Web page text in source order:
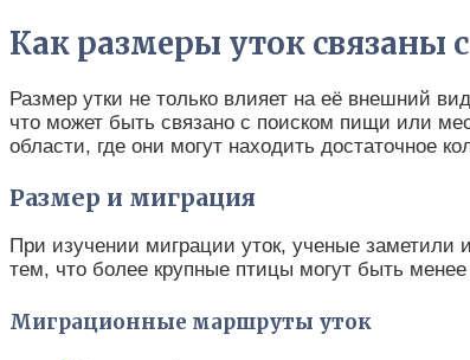
Как размеры уток связаны
Размер утки не только влияет на её внешний
что может быть связано с поиском пищи или
области, где они могут находить достаточное
Размер и миграция
При изучении миграции уток, ученые
тем, что более крупные птицы могут быть
Миграционные маршруты уток